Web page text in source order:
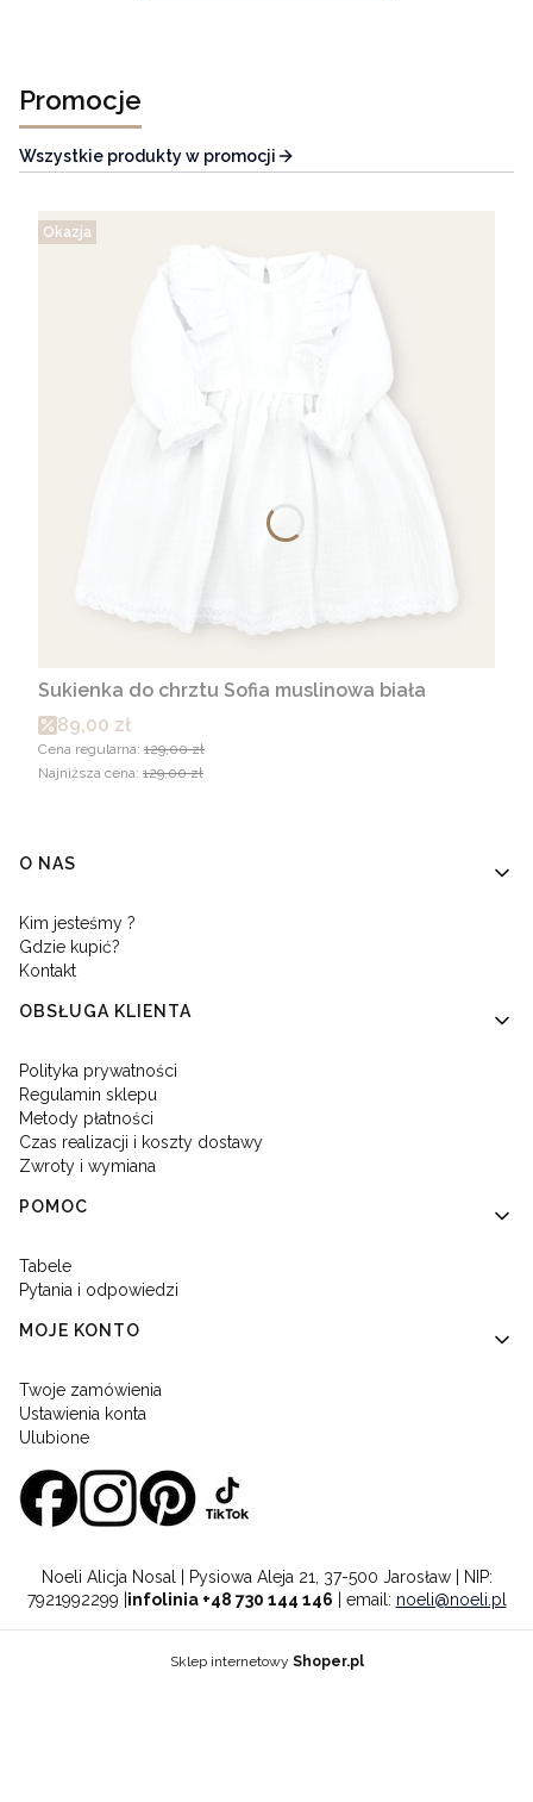
Promocje
Wszystkie produkty w promocji
Okazja
Sukienka do chrztu Sofia muslinowa biała
Cena promocyjna
89,00 zł
Cena regularna: 129,00 zł
Najniższa cena: 129,00 zł
Linki w stopce
O NAS
Kim jesteśmy ?
Gdzie kupić?
Kontakt
OBSŁUGA KLIENTA
Polityka prywatności
Regulamin sklepu
Metody płatności
Czas realizacji i koszty dostawy
Zwroty i wymiana
POMOC
Tabele
Pytania i odpowiedzi
MOJE KONTO
Twoje zamówienia
Ustawienia konta
Ulubione
Noeli Alicja Nosal | Pysiowa Aleja 21, 37-500 Jarosław | NIP:
7921992299 | infolinia +48 730 144 146 | email: noeli@noeli.pl
Sklep internetowy Shoper.pl